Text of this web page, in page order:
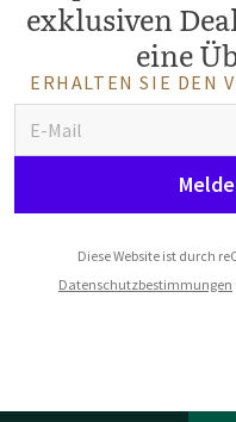
exklusiven
eine
ERHALTEN SIE DEN
Diese Website ist durch
Datenschutzbestimmungen